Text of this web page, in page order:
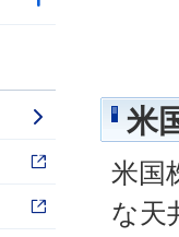
米
米国
な天